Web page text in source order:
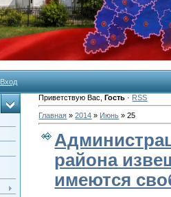
Вход
Приветствую Вас ,Гость · RSS
Главная »2014 » Июнь » 25
района
имеются